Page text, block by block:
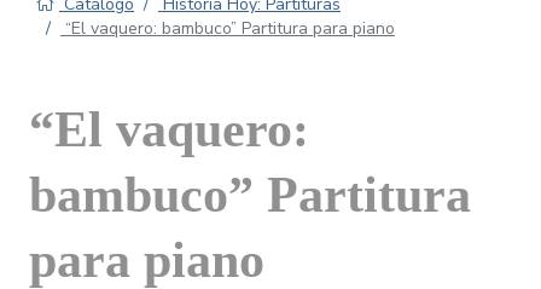
“El vaquero: bambuco” Partitura para piano
“El vaquero:
bambuco” Partitura
para piano